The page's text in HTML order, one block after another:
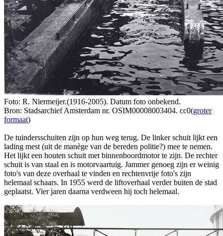
Foto: R. Niermeijer.(1916-2005). Datum foto onbekend.
Bron: Stadsarchief Amsterdam nr. OSIM00008003404. cc0(groter
formaat)
De tuindersschuiten zijn op hun weg terug. De linker schuit lijkt een
lading mest (uit de manège van de bereden politie?) mee te nemen.
Het lijkt een houten schuit met binnenboordmotor te zijn. De rechter
schuit is van staal en is motorvaartuig. Jammer genoeg zijn er weinig
foto's van deze overhaal te vinden en rechtenvrije foto's zijn
helemaal schaars. In 1955 werd de liftoverhaal verder buiten de stad
geplaatst. Vier jaren daarna verdween hij toch helemaal.